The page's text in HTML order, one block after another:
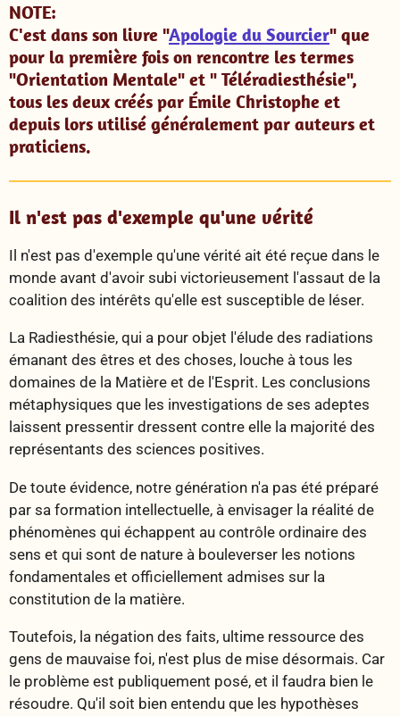
NOTE:
C'est dans son livre "Apologie du Sourcier" que
pour la première fois on rencontre les termes
"Orientation Mentale" et " Téléradiesthésie",
tous les deux créés par Émile Christophe et
depuis lors utilisé généralement par auteurs et
praticiens.
Il n'est pas d'exemple qu'une vérité
Il n'est pas d'exemple qu'une vérité ait été reçue dans le
monde avant d'avoir subi victorieusement l'assaut de la
coalition des intérêts qu'elle est susceptible de léser.
La Radiesthésie, qui a pour objet l'élude des radiations
émanant des êtres et des choses, louche à tous les
domaines de la Matière et de l'Esprit. Les conclusions
métaphysiques que les investigations de ses adeptes
laissent pressentir dressent contre elle la majorité des
représentants des sciences positives.
De toute évidence, notre génération n'a pas été préparé
par sa formation intellectuelle, à envisager la réalité de
phénomènes qui échappent au contrôle ordinaire des
sens et qui sont de nature à bouleverser les notions
fondamentales et officiellement admises sur la
constitution de la matière.
Toutefois, la négation des faits, ultime ressource des
gens de mauvaise foi, n'est plus de mise désormais. Car
le problème est publiquement posé, et il faudra bien le
résoudre. Qu'il soit bien entendu que les hypothèses